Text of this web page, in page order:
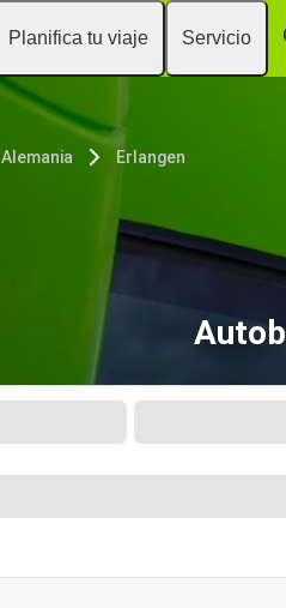
Planifica tu viaje Servicio
Alemania Erlangen